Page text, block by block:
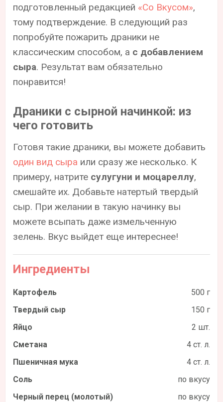
подготовленный редакцией «Со Вкусом»,
тому подтверждение. В следующий раз
попробуйте пожарить драники не
классическим способом, а с добавлением
сыра. Результат вам обязательно
понравится!
Драники с сырной начинкой: из
чего готовить
Готовя такие драники, вы можете добавить
один вид сыра или сразу же несколько. К
примеру, натрите сулугуни и моцареллу,
смешайте их. Добавьте натертый твердый
сыр. При желании в такую начинку вы
можете всыпать даже измельченную
зелень. Вкус выйдет еще интереснее!
Ингредиенты
Картофель
500 г
Твердый сыр
150 г
Яйцо
2 шт.
Сметана
4 ст. л.
Пшеничная мука
4 ст. л.
Соль
по вкусу
Черный перец (молотый)
по вкусу